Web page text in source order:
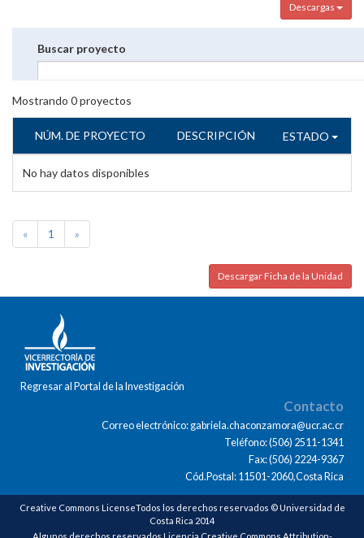
Descargas
Buscar proyecto
Mostrando 0proyectos
NÚM. DE PROYECTO DESCRIPCIÓN ESTADO
No hay datos disponibles
« 1 »
Descargar Ficha de la Unidad
Regresar al Portal de la Investigación
Contacto
Correo electrónico: gabriela.chaconzamora@ucr.ac.cr
Teléfono: (506) 2511-1341
Fax: (506) 2224-9367
Cód.Postal: 11501-2060,Costa Rica
Creative Commons LicenseTodos los derechos reservados © Universidad de
Costa Rica 2014